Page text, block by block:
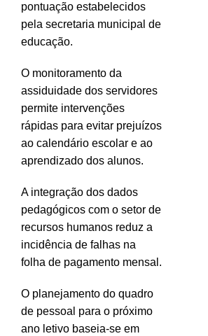
pontuação estabelecidos
pela secretaria municipal de
educação.
O monitoramento da
assiduidade dos servidores
permite intervenções
rápidas para evitar prejuízos
ao calendário escolar e ao
aprendizado dos alunos.
A integração dos dados
pedagógicos com o setor de
recursos humanos reduz a
incidência de falhas na
folha de pagamento mensal.
O planejamento do quadro
de pessoal para o próximo
ano letivo baseia-se em